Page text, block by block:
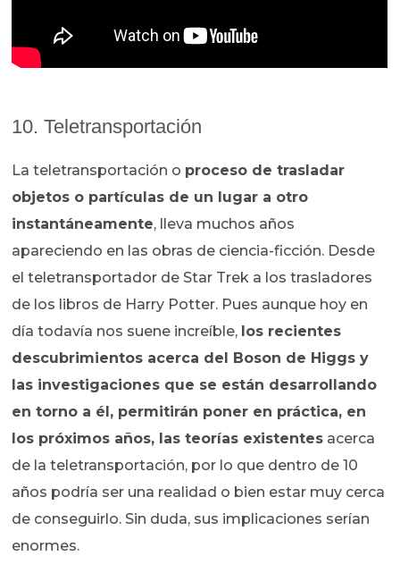
10. Teletransportación
La teletransportación o proceso de trasladar
objetos o partículas de un lugar a otro
instantáneamente, lleva muchos años
apareciendo en las obras de ciencia-ficción. Desde
el teletransportador de Star Trek a los trasladores
de los libros de Harry Potter. Pues aunque hoy en
día todavía nos suene increíble, los recientes
descubrimientos acerca del Boson de Higgs y
las investigaciones que se están desarrollando
en torno a él, permitirán poner en práctica, en
los próximos años, las teorías existentes acerca
de la teletransportación, por lo que dentro de 10
años podría ser una realidad o bien estar muy cerca
de conseguirlo. Sin duda, sus implicaciones serían
enormes.